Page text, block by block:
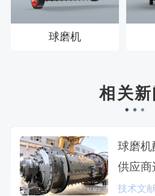
球磨机
相关新
球磨机
供应商
技术文献